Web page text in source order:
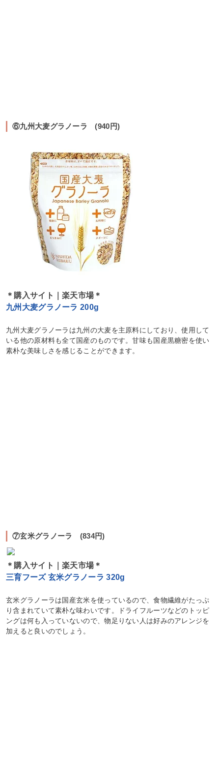
⑥九州大麦グラノーラ (940円)
＊購入サイト｜楽天市場＊
九州大麦グラノーラ 200g
九州大麦グラノーラは九州の大麦を主原料にしており、使用して
いる他の原材料も全て国産のものです。甘味も国産黒糖密を使い
素朴な美味しさを感じることができます。
⑦玄米グラノーラ (834円)
＊購入サイト｜楽天市場＊
三育フーズ 玄米グラノーラ 320g
玄米グラノーラは国産玄米を使っているので、食物繊維がたっぷ
り含まれていて素朴な味わいです。ドライフルーツなどのトッピ
ングは何も入っていないので、物足りない人は好みのアレンジを
加えると良いのでしょう。